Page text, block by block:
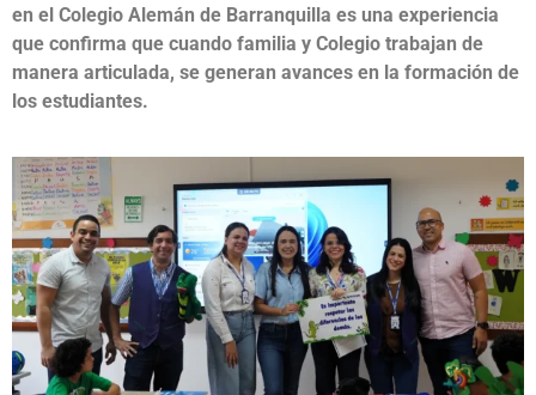
en el Colegio Alemán de Barranquilla es una experiencia
que confirma que cuando familia y Colegio trabajan de
manera articulada, se generan avances en la formación de
los estudiantes.